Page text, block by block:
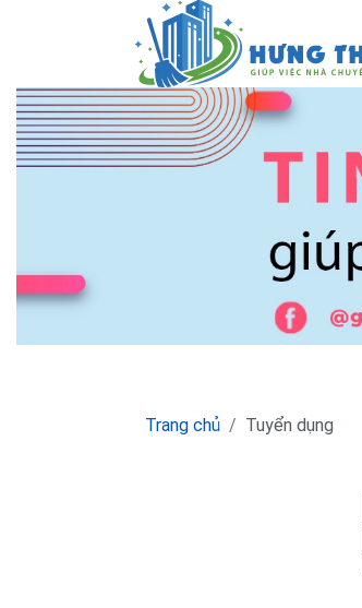
Trang chủ Tuyển dụng